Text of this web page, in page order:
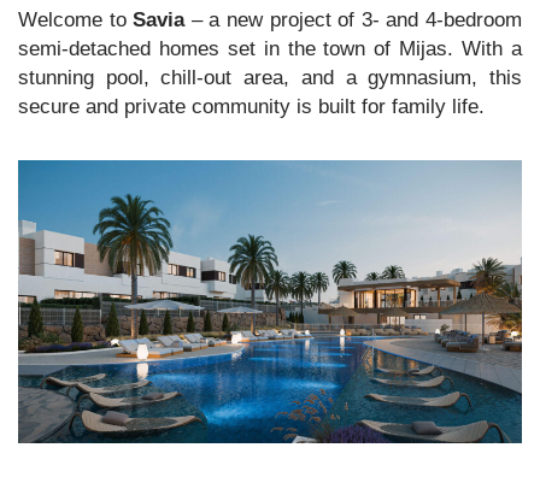
Welcome toSavia– a new project of 3- and 4-bedroom
semi-detached homes set in the town of Mijas. With a
stunning pool, chill-out area, and a gymnasium, this
secure and private community is built for family life.